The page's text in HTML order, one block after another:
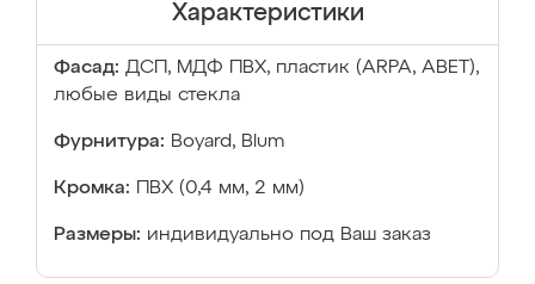
Характеристики
Фасад: ДСП, МДФ ПВХ, пластик (ARPA, ABET),
любые виды стекла
Фурнитура: Boyard, Blum
Кромка: ПВХ (0,4 мм, 2 мм)
Размеры: индивидуально под Ваш заказ